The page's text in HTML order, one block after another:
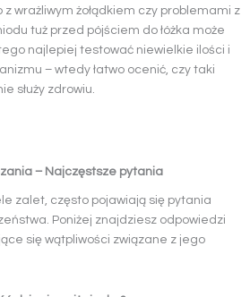
wrażliwym żołądkiem czy problemami z
tuż przed pójściem do łóżka może
najlepiej testować niewielkie ilości i
– wtedy łatwo ocenić, czy taki
służy zdrowiu.
– Najczęstsze pytania
zalet, często pojawiają się pytania
Poniżej znajdziesz odpowiedzi
się wątpliwości związane z jego